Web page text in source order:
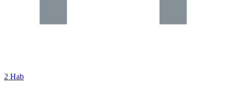
2 Hab